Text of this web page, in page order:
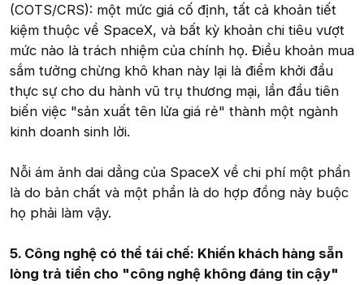
(COTS/CRS): một mức giá cố định, tất cả khoản tiết
kiệm thuộc về SpaceX, và bất kỳ khoản chi tiêu vượt
mức nào là trách nhiệm của chính họ. Điều khoản mua
sắm tưởng chừng khô khan này lại là điểm khởi đầu
thực sự cho du hành vũ trụ thương mại, lần đầu tiên
biến việc "sản xuất tên lửa giá rẻ" thành một ngành
kinh doanh sinh lời.
Nỗi ám ảnh dai dẳng của SpaceX về chi phí một phần
là do bản chất và một phần là do hợp đồng này buộc
họ phải làm vậy.
5. Công nghệ có thể tái chế: Khiến khách hàng sẵn
lòng trả tiền cho "công nghệ không đáng tin cậy"